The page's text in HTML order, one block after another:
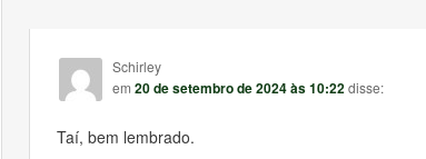
Schirley
em20 de setembro de 2024 às 10:22disse:
Taí, bem lembrado.